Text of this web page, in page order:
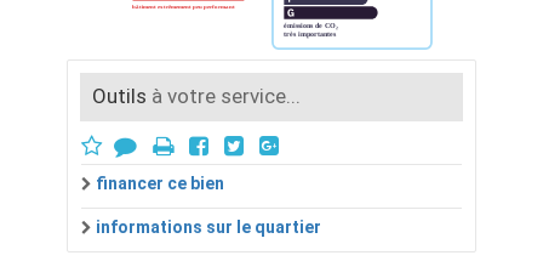
Outils à votre service...
financer ce bien
informations sur le quartier